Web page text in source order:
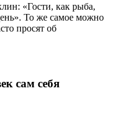
«Гости, как рыба,
То же самое можно
просят об
сам себя